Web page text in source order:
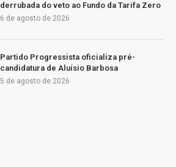
derrubada do veto ao Fundo da Tarifa Zero
6 de agosto de 2026
Partido Progressista oficializa pré-
candidatura de Aluísio Barbosa
5 de agosto de 2026